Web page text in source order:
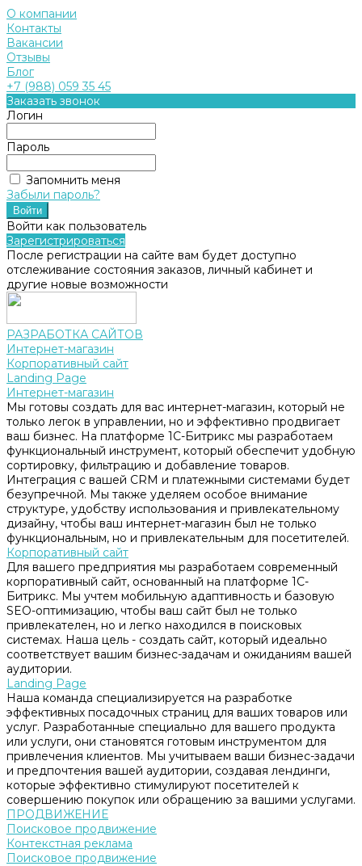
О компании
Контакты
Вакансии
Отзывы
Блог
+7 (988) 059 35 45
Заказать звонок
Логин
Пароль
Запомнить меня
Забыли пароль?
Войти как пользователь
Зарегистрироваться
После регистрации на сайте вам будет доступно
отслеживание состояния заказов, личный кабинет и
другие новые возможности
РАЗРАБОТКА САЙТОВ
Интернет-магазин
Корпоративный сайт
Landing Page
Интернет-магазин
Мы готовы создать для вас интернет-магазин, который не
только легок в управлении, но и эффективно продвигает
ваш бизнес. На платформе 1С-Битрикс мы разработаем
функциональный инструмент, который обеспечит удобную
сортировку, фильтрацию и добавление товаров.
Интеграция с вашей CRM и платежными системами будет
безупречной. Мы также уделяем особое внимание
структуре, удобству использования и привлекательному
дизайну, чтобы ваш интернет-магазин был не только
функциональным, но и привлекательным для посетителей.
Корпоративный сайт
Для вашего предприятия мы разработаем современный
корпоративный сайт, основанный на платформе 1С-
Битрикс. Мы учтем мобильную адаптивность и базовую
SEO-оптимизацию, чтобы ваш сайт был не только
привлекателен, но и легко находился в поисковых
системах. Наша цель - создать сайт, который идеально
соответствует вашим бизнес-задачам и ожиданиям вашей
аудитории.
Landing Page
Наша команда специализируется на разработке
эффективных посадочных страниц для ваших товаров или
услуг. Разработанные специально для вашего продукта
или услуги, они становятся готовым инструментом для
привлечения клиентов. Мы учитываем ваши бизнес-задачи
и предпочтения вашей аудитории, создавая лендинги,
которые эффективно стимулируют посетителей к
совершению покупок или обращению за вашими услугами.
ПРОДВИЖЕНИЕ
Поисковое продвижение
Контекстная реклама
Поисковое продвижение